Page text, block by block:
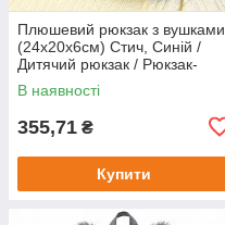
Плюшевий рюкзак з вушками
(24х20х6см) Стич, Синій /
Дитячий рюкзак / Рюкзак-
іграшка для дитини
В наявності
355,71 ₴
Купити